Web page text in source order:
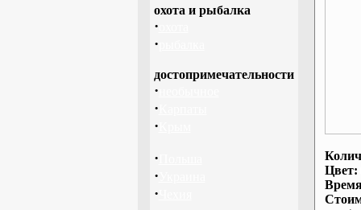
охота и рыбалка
·
·
достопримечательности
·
·
·
·
·
·
Цвет: